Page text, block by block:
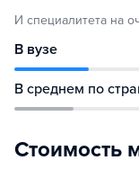
И специалитета на
В вузе
В среднем по
Стоимость